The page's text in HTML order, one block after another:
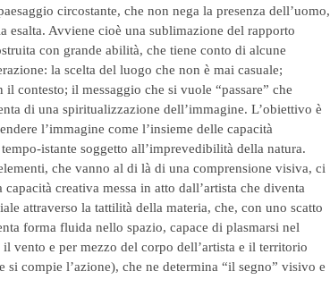
circostante, che non nega la presenza dell’uomo,
esalta. Avviene cioè una sublimazione del rapporto
con grande abilità, che tiene conto di alcune
la scelta del luogo che non è mai casuale;
il contesto; il messaggio che si vuole “passare” che
di una spiritualizzazione dell’immagine. L’obiettivo è
l’immagine come l’insieme delle capacità
istante soggetto all’imprevedibilità della natura.
che vanno al di là di una comprensione visiva, ci
capacità creativa messa in atto dall’artista che diventa
attraverso la tattilità della materia, che, con uno scatto
forma fluida nello spazio, capace di plasmarsi nel
vento e per mezzo del corpo dell’artista e il territorio
si compie l’azione), che ne determina “il segno” visivo e